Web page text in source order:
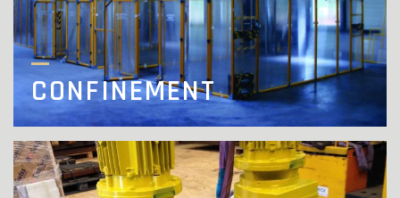
CONFINEMENT